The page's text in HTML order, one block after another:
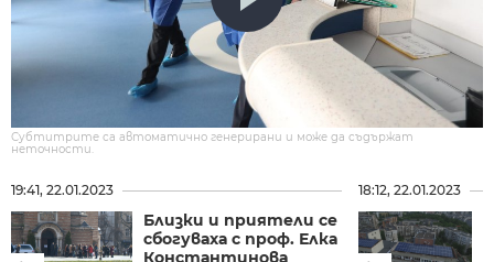
Субтитрите са автоматично генерирани и може да съдържат
неточности.
19:41, 22.01.2023
Близки и приятели се
сбогуваха с проф. Елка
Константинова
18:12, 22.01.2023